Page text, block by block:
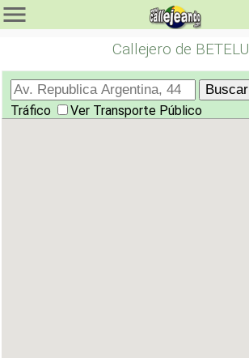
Callejero de BETELU
Tráfico
Ver Transporte Público